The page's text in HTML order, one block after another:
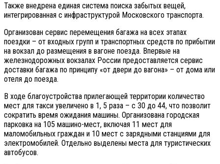
Также внедрена единая система поиска забытых вещей,
интегрированная с инфраструктурой Московского транспорта.
Организован сервис перемещения багажа на всех этапах
поездки – от входных групп и транспортных средств по прибытии
на вокзал до размещения в вагоне поезда. Впервые на
железнодорожных вокзалах России предоставляется сервис
доставки багажа по принципу «от двери до вагона» – от дома или
отеля до поезда.
В ходе благоустройства прилегающей территории количество
мест для такси увеличено в 1, 5 раза – с 30 до 44, что позволит
сократить время ожидания машины. Организована городская
парковка на 105 машино-мест, включая 11 мест для
маломобильных граждан и 10 мест с зарядными станциями для
электромобилей. Отдельно выделены места для туристических
автобусов.